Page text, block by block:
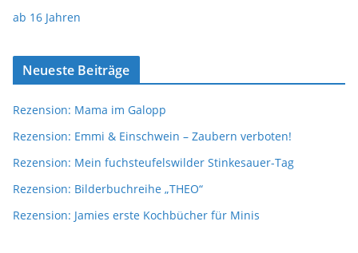
ab 16 Jahren
Neueste Beiträge
Rezension: Mama im Galopp
Rezension: Emmi & Einschwein – Zaubern verboten!
Rezension: Mein fuchsteufelswilder Stinkesauer-Tag
Rezension: Bilderbuchreihe „THEO“
Rezension: Jamies erste Kochbücher für Minis